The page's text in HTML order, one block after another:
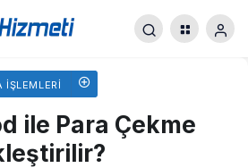
İŞLEMLERI
ile Para Çekme